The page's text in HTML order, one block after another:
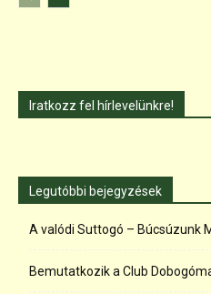
Iratkozz fel hírlevelünkre!
Legutóbbi bejegyzések
A valódi Suttogó – Búcsúzunk
Bemutatkozik a Club